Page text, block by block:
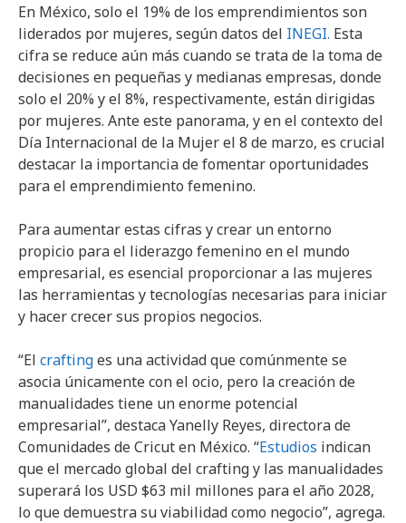
En México, solo el 19% de los emprendimientos son
liderados por mujeres, según datos del INEGI. Esta
cifra se reduce aún más cuando se trata de la toma de
decisiones en pequeñas y medianas empresas, donde
solo el 20% y el 8%, respectivamente, están dirigidas
por mujeres. Ante este panorama, y en el contexto del
Día Internacional de la Mujer el 8 de marzo, es crucial
destacar la importancia de fomentar oportunidades
para el emprendimiento femenino.
Para aumentar estas cifras y crear un entorno
propicio para el liderazgo femenino en el mundo
empresarial, es esencial proporcionar a las mujeres
las herramientas y tecnologías necesarias para iniciar
y hacer crecer sus propios negocios.
“El craftinges una actividad que comúnmente se
asocia únicamente con el ocio, pero la creación de
manualidades tiene un enorme potencial
empresarial”, destaca Yanelly Reyes, directora de
Comunidades de Cricut en México. “Estudios indican
que el mercado global del crafting y las manualidades
superará los USD $63 mil millones para el año 2028,
lo que demuestra su viabilidad como negocio”, agrega.